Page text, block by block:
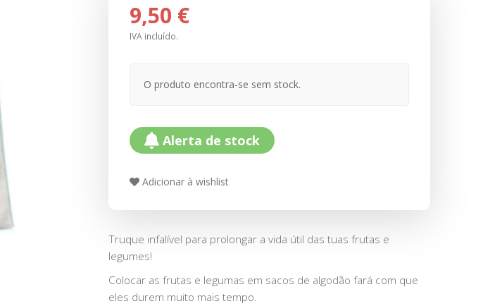
9,50 €
IVA incluído.
O produto encontra-se sem stock.
Alerta de stock
Adicionar à wishlist
Truque infalível para prolongar a vida útil das tuas frutas e
legumes!
Colocar as frutas e legumas em sacos de algodão fará com que
eles durem muito mais tempo.